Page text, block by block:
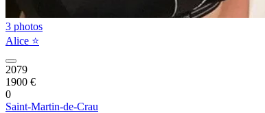
3 photos
Alice ⭐️
2079
1900 €
0
Saint-Martin-de-Crau